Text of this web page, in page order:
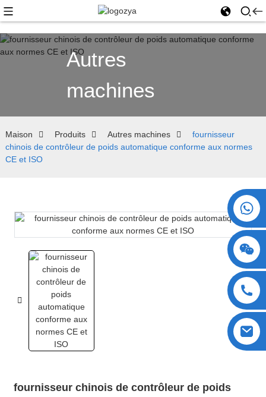
Autres
machines
Maison Produits Autres machines
fournisseur
chinois de contrôleur de poids automatique conforme aux normes
CE et ISO
fournisseur chinois de contrôleur de poids